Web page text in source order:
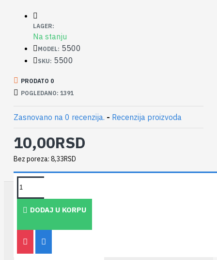
LAGER:
Na stanju
MODEL: 5500
SKU: 5500
PRODATO 0
POGLEDANO: 1391
Zasnovano na 0 recenzija. - Recenzija proizvoda
10,00RSD
Bez poreza: 8,33RSD
DODAJ U KORPU
TAKOĐE PREPORUČUJEMO